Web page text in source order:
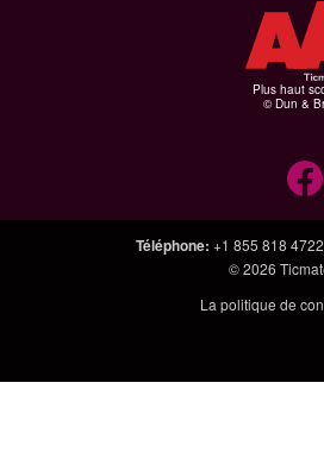
Plus haut
© Dun &
Téléphone: +1 855 818 4722
© 2026
La politique de